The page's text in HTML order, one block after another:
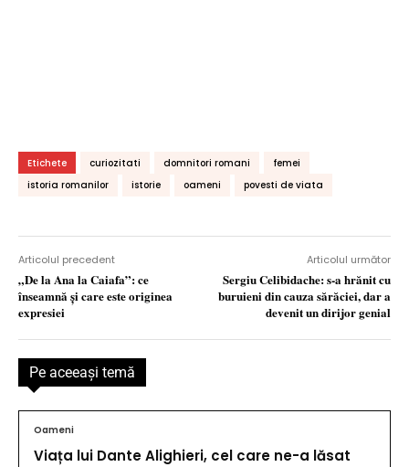
Etichete curiozitati domnitori romani
femei
istoria romanilor
istorie oameni povesti de viata
Articolul precedent
„De la Ana la Caiafa”: ce
înseamnă şi care este originea
expresiei
Articolul următor
Sergiu Celibidache: s-a hrănit cu
buruieni din cauza sărăciei, dar a
devenit un dirijor genial
Pe aceeaşi temă
Oameni
Viața lui Dante Alighieri, cel care ne-a lăsat